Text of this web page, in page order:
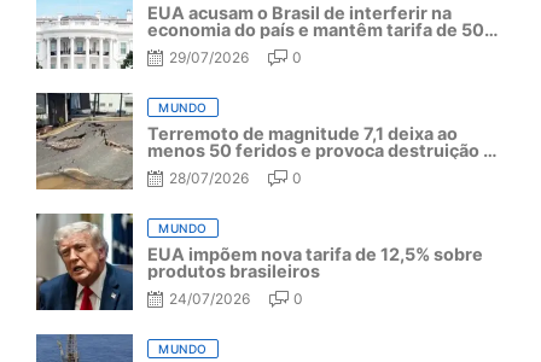
EUA acusam o Brasil de interferir na
economia do país e mantêm tarifa de 50%
por mais um ano
29/07/2026 0
MUNDO
Terremoto de magnitude 7,1 deixa ao
menos 50 feridos e provoca destruição no
Japão
28/07/2026 0
MUNDO
EUA impõem nova tarifa de 12,5% sobre
produtos brasileiros
24/07/2026 0
MUNDO